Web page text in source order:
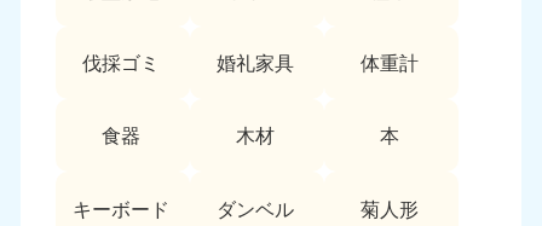
伐採ゴミ 婚礼家具 体重計
食器 木材 本
キーボード ダンベル 菊人形
9:00〜19:00 年中無休
050-1881-5254
9:00〜19:00 年中無休
滋賀県 京都府